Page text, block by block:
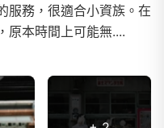
服務，很適合小資族。在
原本時間上可能無....